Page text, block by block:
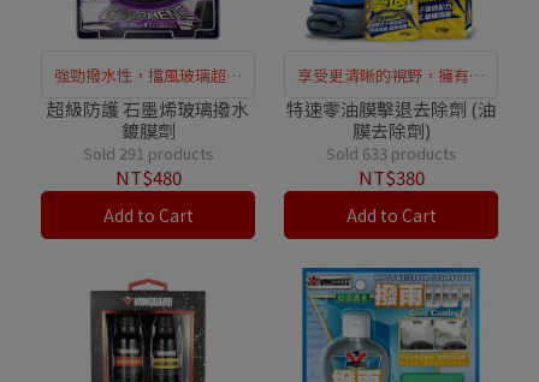
強勁撥水性，擋風玻璃超清
晰
超級防護 石墨烯玻璃撥水
鍍膜劑
Sold 291 products
NT$480
Add to Cart
享受更清晰的視野，擁有更
安全的行車視線
特速零油膜擊退去除劑 (油
膜去除劑)
Sold 633 products
NT$380
Add to Cart